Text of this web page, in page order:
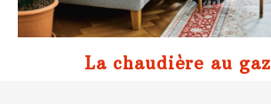
La chaudière au gaz